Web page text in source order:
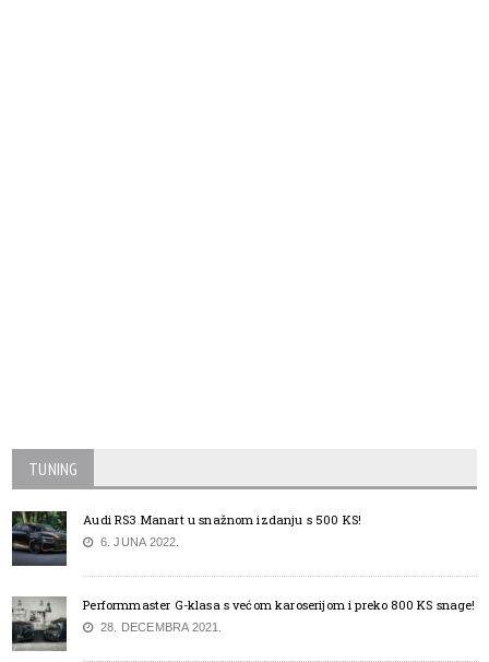
TUNING
Audi RS3 Manart u snažnom izdanju s 500 KS!
6. JUNA 2022.
Performmaster G-klasa s većom karoserijom i preko 800 KS snage!
28. DECEMBRA 2021.